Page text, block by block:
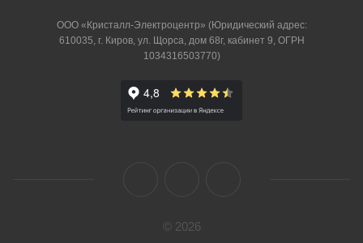
ООО «Кристалл-Электроцентр» (Юридический адрес:
610035, г. Киров, ул. Щорса, дом 68г, кабинет 9, ОГРН
1034316503770)
© 2026